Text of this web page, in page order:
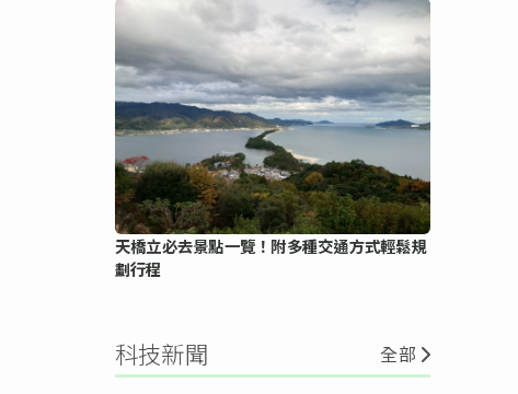
天橋立必去景點一覽！附多種交通方式輕鬆規
劃行程
科技新聞 全部